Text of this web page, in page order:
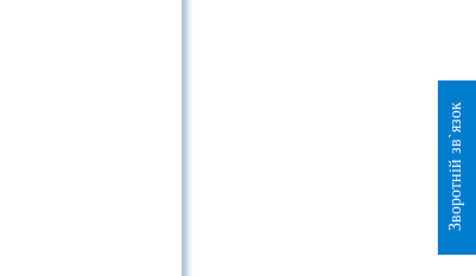
Зворотній зв`язок